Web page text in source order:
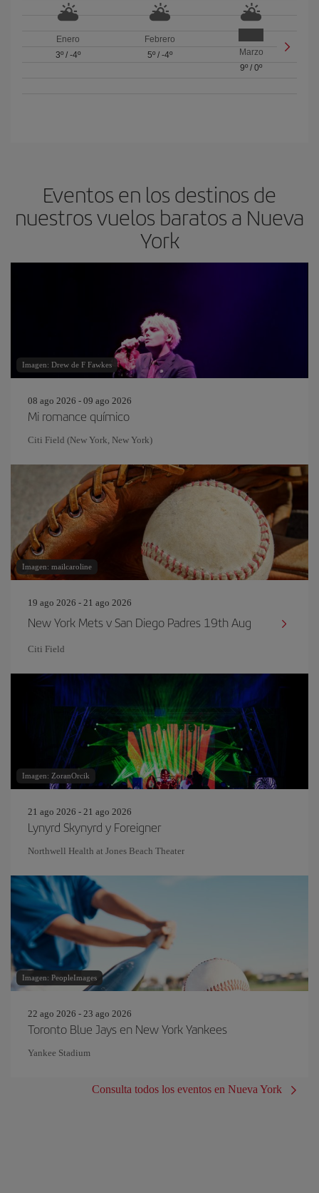
Enero
3º/ -4º
Febrero
5º/ -4º
Marzo
9º /0º
Eventos en los destinos de
nuestros vuelos baratos a Nueva
York
Imagen: Drew de F Fawkes
08 ago 2026 - 09 ago 2026
Mi romance químico
Citi Field (New York, New York)
Imagen: mailcaroline
19 ago 2026 - 21 ago 2026
New York Mets v San Diego Padres 19th Aug
Citi Field
Imagen: ZoranOrcik
21 ago 2026 - 21 ago 2026
Lynyrd Skynyrd y Foreigner
Northwell Health at Jones Beach Theater
Imagen: PeopleImages
22 ago 2026 - 23 ago 2026
Toronto Blue Jays en New York Yankees
Yankee Stadium
Consulta todos los eventos en Nueva York